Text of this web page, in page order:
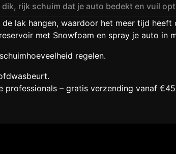
rijk schuim dat je auto bedekt en vuil
lak hangen, waardoor het meer tijd heeft
met Snowfoam en spray je auto in
regelen.
professionals – gratis verzending vanaf €45